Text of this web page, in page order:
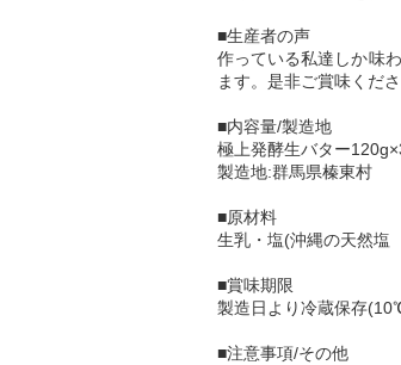
■生産者の声
作っている私達しか味
ます。是非ご賞味くださ
■内容量/製造地
極上発酵生バター
製造地:群馬県榛東村
■原材料
生乳・塩(沖縄の天然
■賞味期限
製造日より冷蔵保存
■注意事項/その他